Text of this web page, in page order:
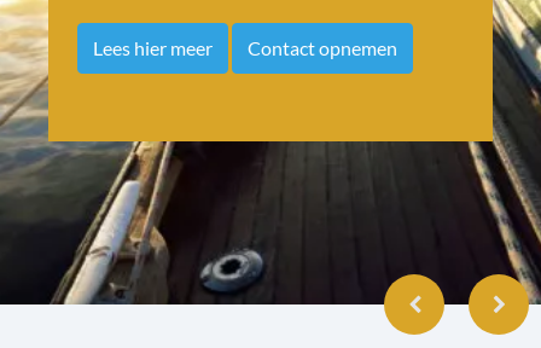
Lees hier meer Contact opnemen